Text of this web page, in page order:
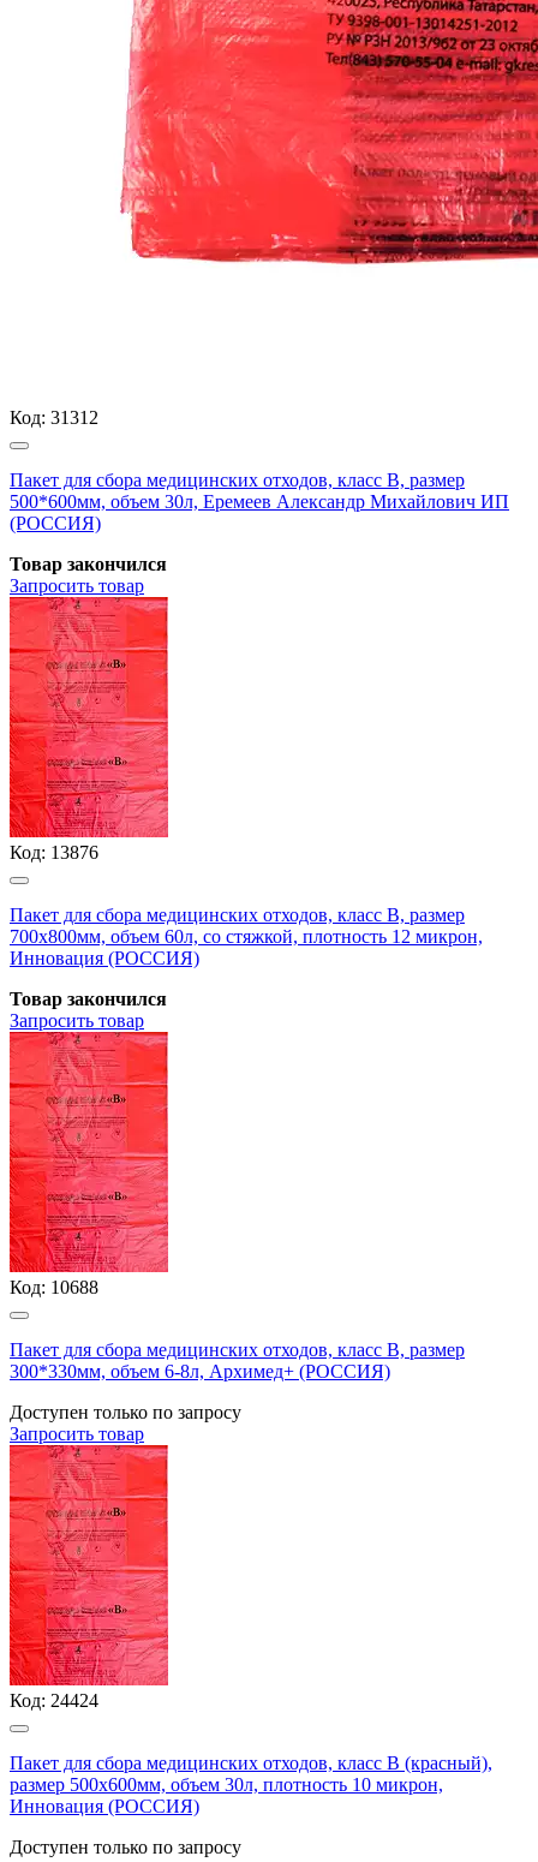
Код: 31312
Пакет для сбора медицинских отходов, класс В, размер
500*600мм, объем 30л, Еремеев Александр Михайлович ИП
(РОССИЯ)
Товар закончился
Запросить товар
Код: 13876
Пакет для сбора медицинских отходов, класс В, размер
700х800мм, объем 60л, со стяжкой, плотность 12 микрон,
Инновация (РОССИЯ)
Товар закончился
Запросить товар
Код: 10688
Пакет для сбора медицинских отходов, класс В, размер
300*330мм, объем 6-8л, Архимед+ (РОССИЯ)
Доступен только по запросу
Запросить товар
Код: 24424
Пакет для сбора медицинских отходов, класс В (красный),
размер 500х600мм, объем 30л, плотность 10 микрон,
Инновация (РОССИЯ)
Доступен только по запросу